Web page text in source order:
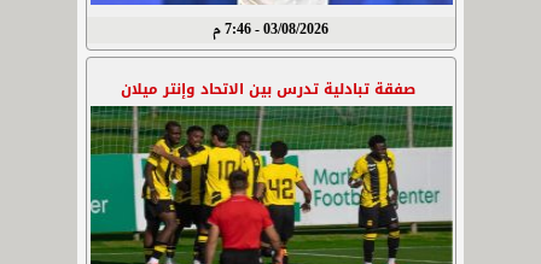
03/08/2026 - 7:46 م
صفقة تبادلية تدرس بين الاتحاد وإنتر ميلان